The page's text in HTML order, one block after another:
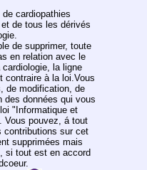
cardiopathies
de tous les dérivés
de supprimer, toute
en relation avec le
la ligne
contraire à la loi.Vous
de modification, de
des données qui vous
"Informatique et
Vous pouvez, á tout
contributions sur cet
supprimées mais
si tout est en accord